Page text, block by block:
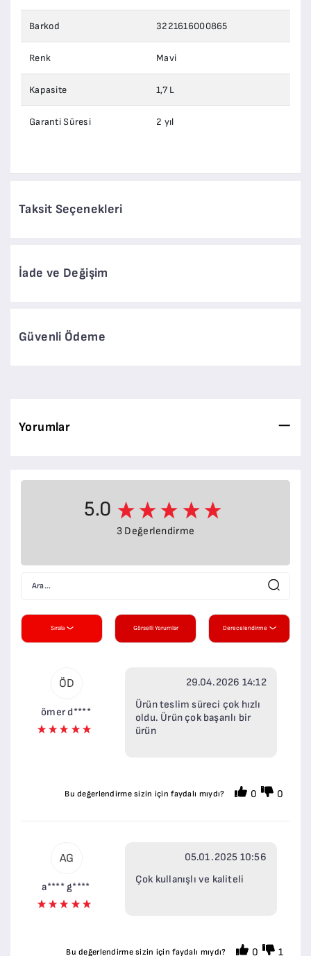
Barkod 3221616000865
Renk Mavi
Kapasite 1,7 L
Garanti Süresi 2 yıl
Taksit Seçenekleri
İade ve Değişim
Güvenli Ödeme
Yorumlar
5.0
3 Değerlendirme
Sırala Görselli Yorumlar Derecelendirme
ÖD
ömer d****
29.04.2026 14:12
Ürün teslim süreci çok hızlı
oldu. Ürün çok başarılı bir
ürün
Bu değerlendirme sizin için faydalı mıydı? 0 0
AG
a**** g****
05.01.2025 10:56
Çok kullanışlı ve kaliteli
Bu değerlendirme sizin için faydalı mıydı? 0 1